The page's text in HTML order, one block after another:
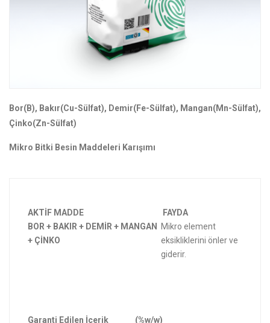
Bor(B), Bakır(Cu-Sülfat), Demir(Fe-Sülfat), Mangan(Mn-Sülfat),
Çinko(Zn-Sülfat)
Mikro Bitki Besin Maddeleri Karışımı
AKTİF MADDE
FAYDA
BOR + BAKIR + DEMİR + MANGAN
+ ÇİNKO
Mikro element
eksikliklerini önler ve
giderir.
Garanti Edilen İçerik
(%w/w)